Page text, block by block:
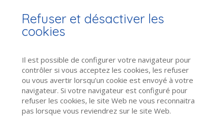
Refuser et désactiver les
cookies
Il est possible de configurer votre navigateur pour
contrôler si vous acceptez les cookies, les refuser
ou vous avertir lorsqu’un cookie est envoyé à votre
navigateur. Si votre navigateur est configuré pour
refuser les cookies, le site Web ne vous reconnaitra
pas lorsque vous reviendrez sur le site Web.